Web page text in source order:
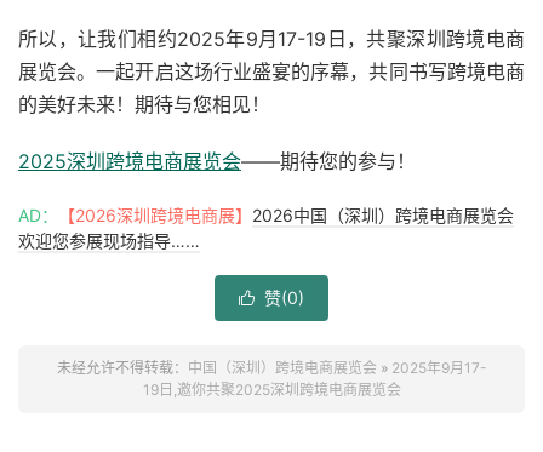
所以，让我们相约2025年9月17-19日，共聚深圳跨境电商
展览会。一起开启这场行业盛宴的序幕，共同书写跨境电商
的美好未来！期待与您相见！
2025深圳跨境电商展览会——期待您的参与！
AD： 【2026深圳跨境电商展】 2026中国（深圳）跨境电商展览会
欢迎您参展现场指导……
 赞(0)
未经允许不得转载： 中国（深圳）跨境电商展览会 » 2025年9月17-
19日,邀你共聚2025深圳跨境电商展览会